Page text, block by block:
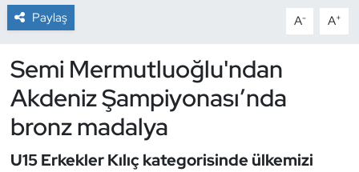
Paylaş A- A+
Semi Mermutluoğlu'ndan
Akdeniz Şampiyonası’nda
bronz madalya
U15 Erkekler Kılıç kategorisinde ülkemizi
Dans Sporları
Dövüş Sanatı
E-Spor